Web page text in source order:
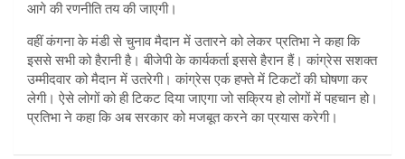
आगे की रणनीति तय की जाएगी।
वहीं कंगना के मंडी से चुनाव मैदान में उतारने को लेकर प्रतिभा ने कहा कि
इससे सभी को हैरानी है। बीजेपी के कार्यकर्ता इससे हैरान हैं। कांग्रेस सशक्त
उम्मीदवार को मैदान में उतरेगी। कांग्रेस एक हफ्ते में टिकटों की घोषणा कर
लेगी। ऐसे लोगों को ही टिकट दिया जाएगा जो सक्रिय हो लोगों में पहचान हो।
प्रतिभा ने कहा कि अब सरकार को मजबूत करने का प्रयास करेगी।